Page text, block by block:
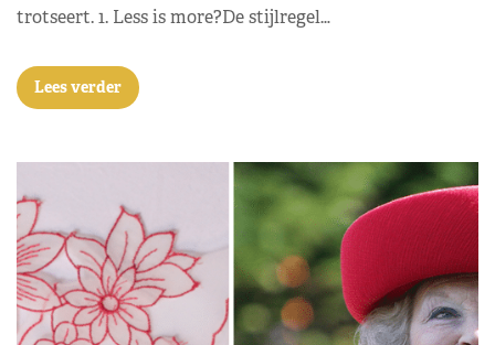
trotseert. 1. Less is more?De stijlregel…
Lees verder